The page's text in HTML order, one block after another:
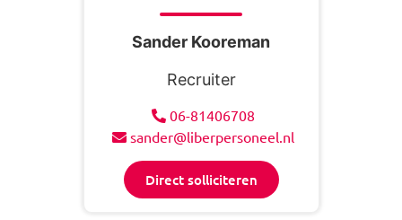
Sander Kooreman
Recruiter
06-81406708
sander@liberpersoneel.nl
Direct solliciteren